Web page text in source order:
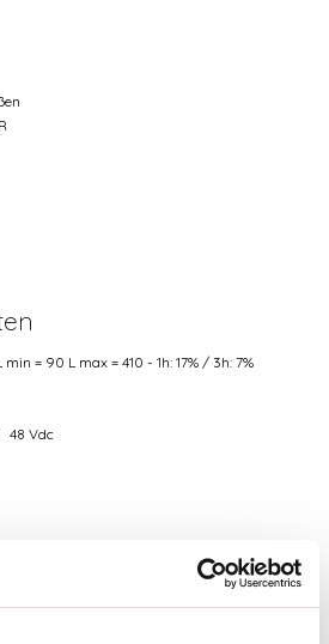
min = 90 L max = 410 - 1h: 17% / 3h: 7%
48 Vdc